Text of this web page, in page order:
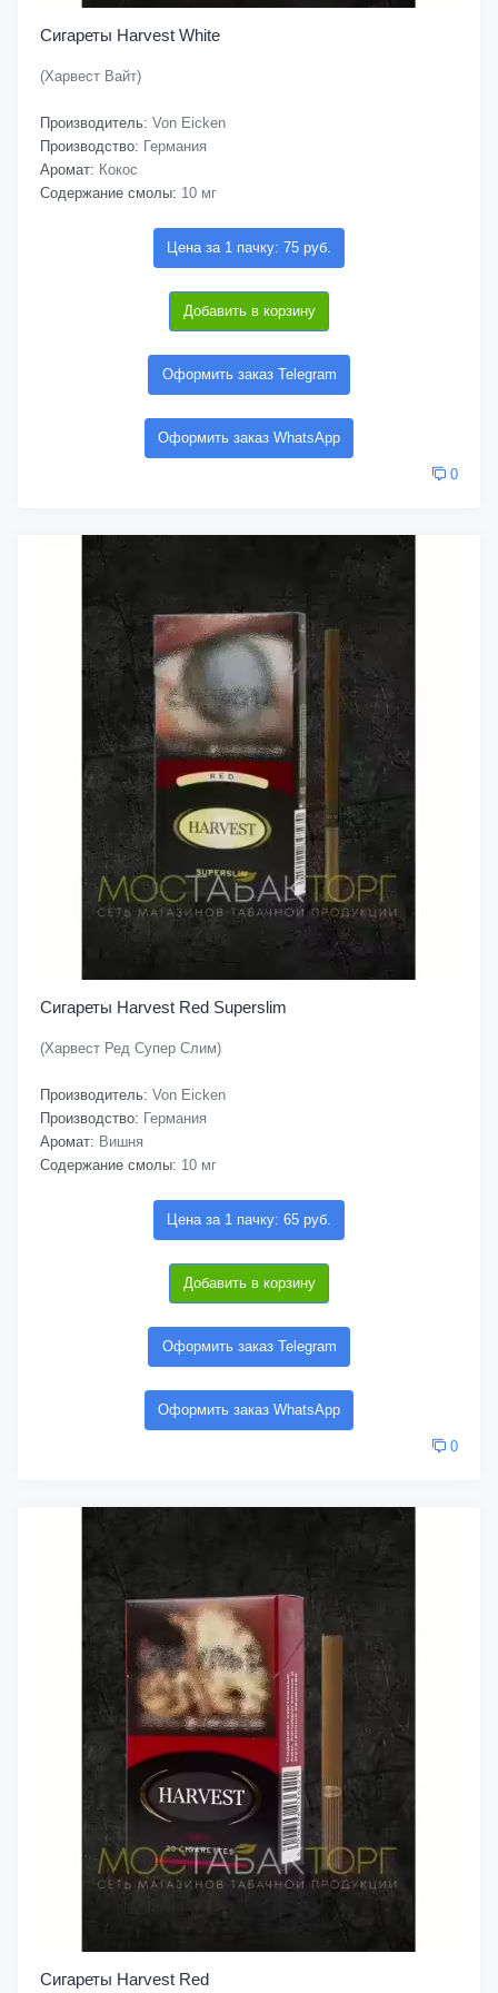
Сигареты Harvest White
(Харвест Вайт)
Производитель: Von Eicken
Производство: Германия
Аромат: Кокос
Содержание смолы: 10 мг
Цена за 1 пачку: 75 руб.
Добавить в корзину
Оформить заказ Telegram
Оформить заказ WhatsApp
0
Сигареты Harvest Red Superslim
(Харвест Ред Супер Слим)
Производитель: Von Eicken
Производство: Германия
Аромат: Вишня
Содержание смолы: 10 мг
Цена за 1 пачку: 65 руб.
Добавить в корзину
Оформить заказ Telegram
Оформить заказ WhatsApp
0
Сигареты Harvest Red